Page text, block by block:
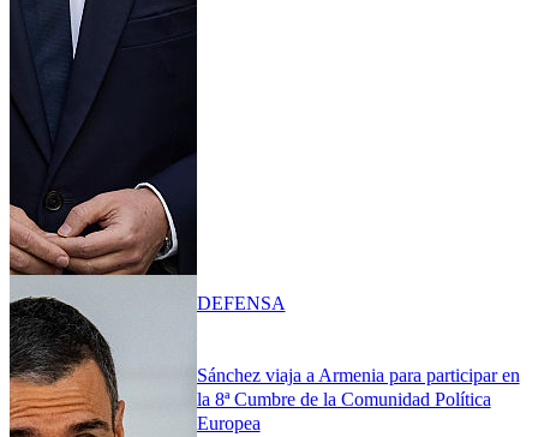
Sánchez viaja a Armenia para participar en
la 8ª Cumbre de la Comunidad Política
Europea
DEFENSA